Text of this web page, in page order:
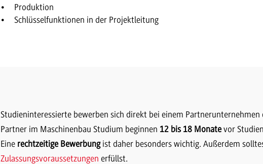
Produktion
Schlüsselfunktionen in der Projektleitung
Studieninteressierte bewerben sich direkt bei einem Partnerunternehmen
Partner im Maschinenbau Studium beginnen 12 bis 18 Monatevor
Eine rechtzeitige Bewerbungist daher besonders wichtig. Außerdem
Zulassungsvoraussetzungen erfüllst.